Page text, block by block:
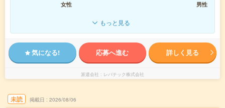
女性
男性
もっと見る
気になる! 応募へ進む 詳しく見る
派遣会社 レバテック株式会社
未読 掲載日 2026/08/06